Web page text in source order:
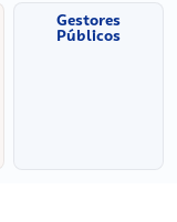
Gestores
Públicos